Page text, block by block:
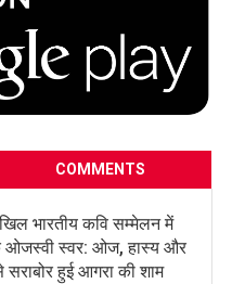
COMMENTS
भारतीय कवि सम्मेलन में
ओजस्वी स्वर: ओज, हास्य और
हुई आगरा की शाम